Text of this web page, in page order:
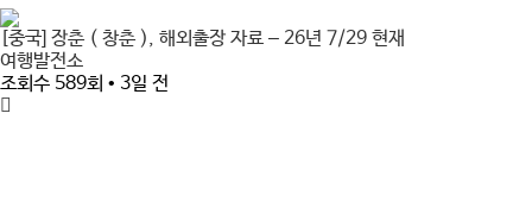
[중국] 장춘 ( 창춘 ), 해외출장 자료 – 26년 7/29 현재
여행발전소
조회수 589회 • 3일 전